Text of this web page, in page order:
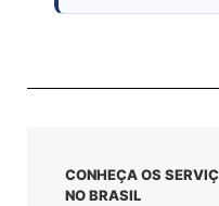
CONHEÇA OS
NO BRASIL